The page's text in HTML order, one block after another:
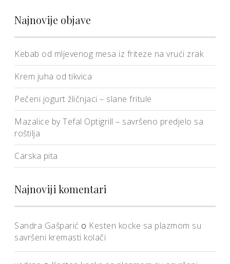
Najnovije objave
Kebab od mljevenog mesa iz friteze na vrući zrak
Krem juha od tikvica
Pečeni jogurt žličnjaci – slane fritule
Mazalice by Tefal Optigrill – savršeno predjelo sa
roštilja
Carska pita
Najnoviji komentari
Sandra Gašparić o Kesten kocke sa plazmom su
savršeni kremasti kolači